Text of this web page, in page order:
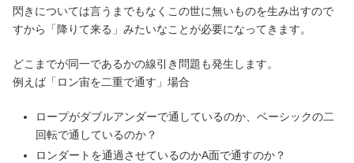
閃きについては言うまでもなくこの世に無いものを生み出すので
すから「降りて来る」みたいなことが必要になってきます。
どこまでが同一であるかの線引き問題も発生します。
例えば「ロン宙を二重で通す」場合
ロープがダブルアンダーで通しているのか、ベーシックの二
回転で通しているのか？
ロンダートを通過させているのかA面で通すのか？